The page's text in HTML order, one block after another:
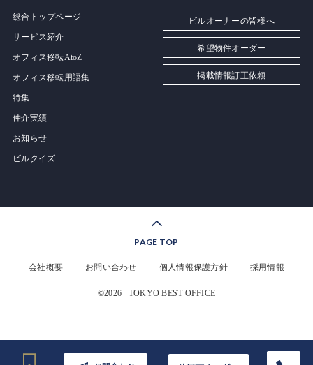
総合トップページ
サービス紹介
オフィス移転AtoZ
オフィス移転用語集
特集
仲介実績
お知らせ
ビルクイズ
ビルオーナーの皆様へ
希望物件オーダー
掲載情報訂正依頼
PAGE TOP
会社概要 お問い合わせ 個人情報保護方針 採用情報
©2026 TOKYO BEST OFFICE